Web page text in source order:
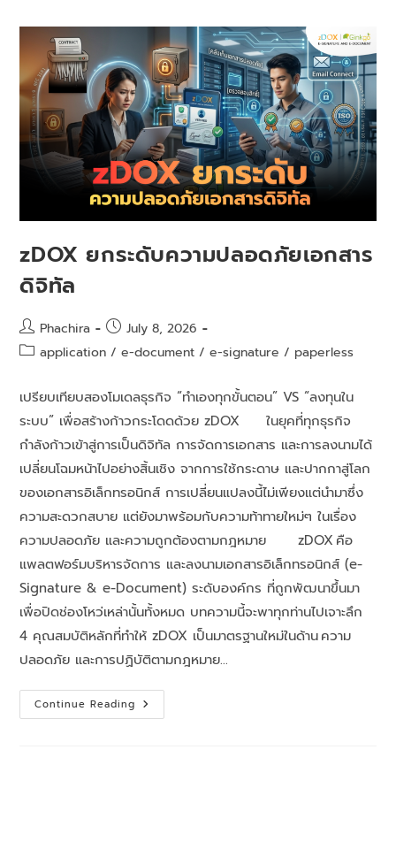
zDOX ยกระดับความปลอดภัยเอกสาร
ดิจิทัล
Phachira
July 8, 2026
application / e-document / e-signature / paperless
เปรียบเทียบสองโมเดลธุรกิจ “ทำเองทุกขั้นตอน” VS “ลงทุนใน
ระบบ” เพื่อสร้างก้าวกระโดดด้วย zDOX ในยุคที่ทุกธุรกิจ
กำลังก้าวเข้าสู่การเป็นดิจิทัล การจัดการเอกสาร และการลงนามได้
เปลี่ยนโฉมหน้าไปอย่างสิ้นเชิง จากการใช้กระดาษ และปากกาสู่โลก
ของเอกสารอิเล็กทรอนิกส์ การเปลี่ยนแปลงนี้ไม่เพียงแต่นำมาซึ่ง
ความสะดวกสบาย แต่ยังมาพร้อมกับความท้าทายใหม่ๆ ในเรื่อง
ความปลอดภัย และความถูกต้องตามกฎหมาย zDOX คือ
แพลตฟอร์มบริหารจัดการ และลงนามเอกสารอิเล็กทรอนิกส์ (e-
Signature & e-Document) ระดับองค์กร ที่ถูกพัฒนาขึ้นมา
เพื่อปิดช่องโหว่เหล่านั้นทั้งหมด บทความนี้จะพาทุกท่านไปเจาะลึก
4 คุณสมบัติหลักที่ทำให้ zDOX เป็นมาตรฐานใหม่ในด้าน ความ
ปลอดภัย และการปฏิบัติตามกฎหมาย…
Continue Reading